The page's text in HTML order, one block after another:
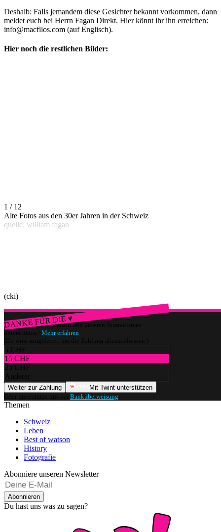
Deshalb: Falls jemandem diese Gesichter bekannt vorkommen, dann
meldet euch bei Herrn Fagan Direkt. Hier könnt ihr ihn erreichen:
info@macfilos.com (auf Englisch).
Hier noch die restlichen Bilder:
1 / 12
Alte Fotos aus den 30er Jahren in der Schweiz
quelle: william fagan
(cki)
DANKE FÜR DIE ♥
Würdest du gerne watson und unseren Journalismus
unterstützen? Mehr erfahren
(Du wirst umgeleitet, um die Zahlung abzuschliessen.)
5 CHF
15 CHF
25 CHF
Anderer
Weiter zur Zahlung
Mit Twint unterstützen
Oder unterstütze uns per Banküberweisung
Themen
Schweiz
Leben
Best of watson
History
Fotografie
Abonniere unseren Newsletter
Abonnieren
Du hast uns was zu sagen?